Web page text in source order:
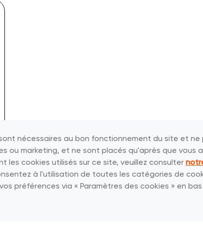
nécessaires au bon fonctionnement du site et
ou marketing, et ne sont placés qu'après que vous
les cookies utilisés sur ce site, veuillez consulter
à l'utilisation de toutes les catégories de
préférences via « Paramètres des cookies » en